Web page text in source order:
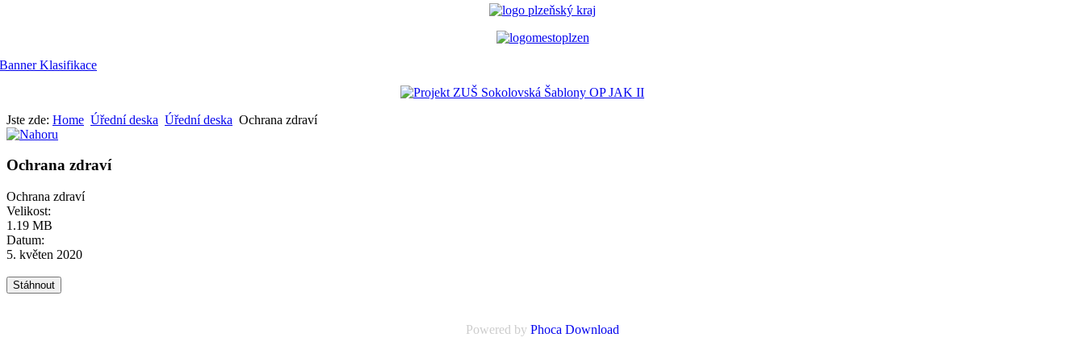
Jste zde: Home Úřední deska Úřední deska Ochrana zdraví
Ochrana zdraví
Ochrana zdraví
Velikost:
1.19 MB
Datum:
5. květen 2020
Powered by Phoca Download